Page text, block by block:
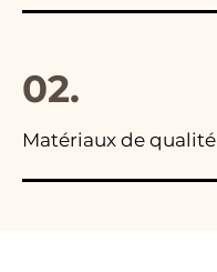
02.
Matériaux de qualité